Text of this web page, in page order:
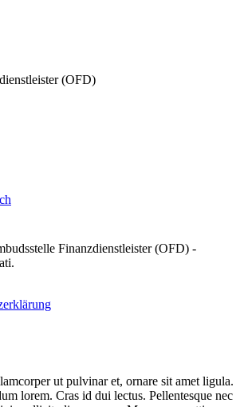
(OFD)
Finanzdienstleister (OFD) -
ut pulvinar et, ornare sit amet ligula.
lorem. Cras id dui lectus. Pellentesque nec